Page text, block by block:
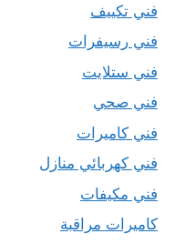
فني تكييف
فني رسيفرات
فني ستلايت
فني صحي
فني كاميرات
فني كهربائي منازل
فني مكيفات
كاميرات مراقبة